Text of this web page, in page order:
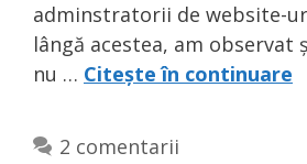
adminstratorii de website-
lângă acestea, am observat
nu … Citește în continuare
2 comentarii